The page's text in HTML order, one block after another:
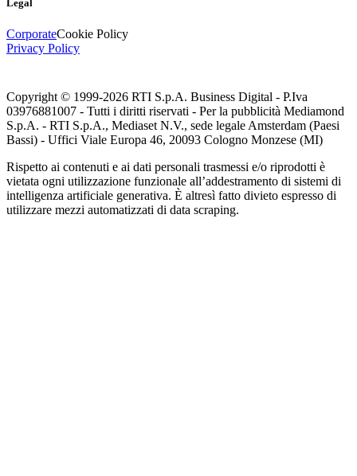
Legal
CorporateCookie Policy
Privacy Policy
Copyright © 1999-2026 RTI S.p.A. Business Digital - P.Iva
03976881007 - Tutti i diritti riservati - Per la pubblicità Mediamond
S.p.A. - RTI S.p.A., Mediaset N.V., sede legale Amsterdam (Paesi
Bassi) - Uffici Viale Europa 46, 20093 Cologno Monzese (MI)
Rispetto ai contenuti e ai dati personali trasmessi e/o riprodotti è
vietata ogni utilizzazione funzionale all’addestramento di sistemi di
intelligenza artificiale generativa. È altresì fatto divieto espresso di
utilizzare mezzi automatizzati di data scraping.